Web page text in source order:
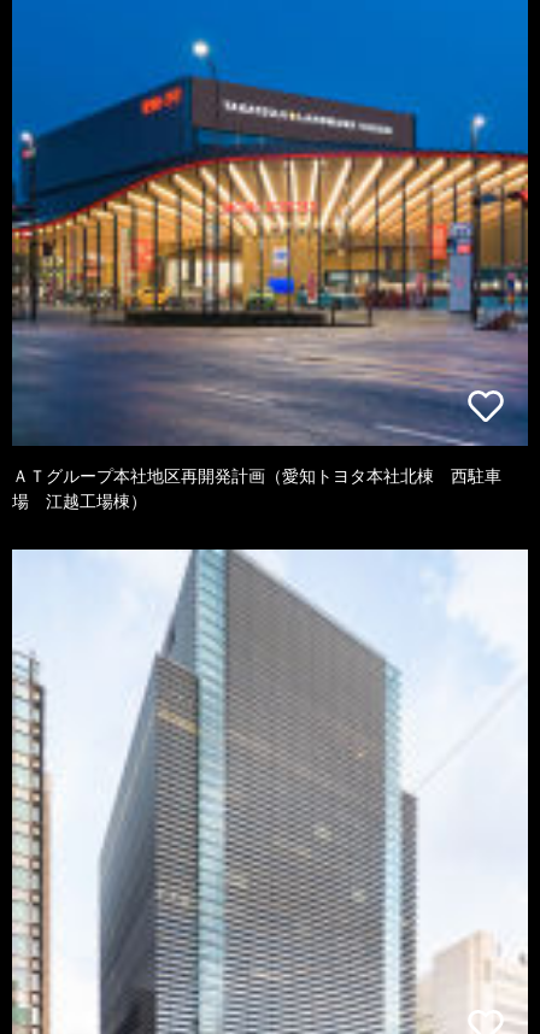
ＡＴグループ本社地区再開発計画（愛知トヨタ本社北棟 西駐車
場 江越工場棟）